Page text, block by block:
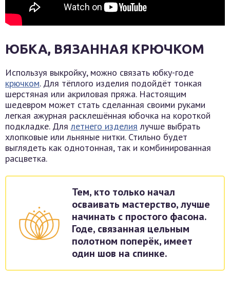
ЮБКА, ВЯЗАННАЯ КРЮЧКОМ
Используя выкройку, можно связать юбку-годе
крючком. Для тёплого изделия подойдёт тонкая
шерстяная или акриловая пряжа. Настоящим
шедевром может стать сделанная своими руками
легкая ажурная расклешённая юбочка на короткой
подкладке. Для летнего изделия лучше выбрать
хлопковые или льняные нитки. Стильно будет
выглядеть как однотонная, так и комбинированная
расцветка.
Тем, кто только начал
осваивать мастерство, лучше
начинать с простого фасона.
Годе, связанная цельным
полотном поперёк, имеет
один шов на спинке.